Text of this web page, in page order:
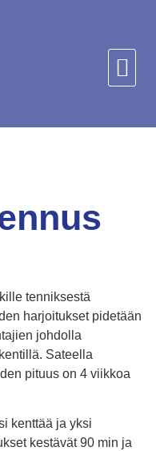
tenniksestä
harjoitukset pidetään
johdolla
Sateella
pituus on 4 viikkoa
kenttää ja yksi
kestävät 90 min ja